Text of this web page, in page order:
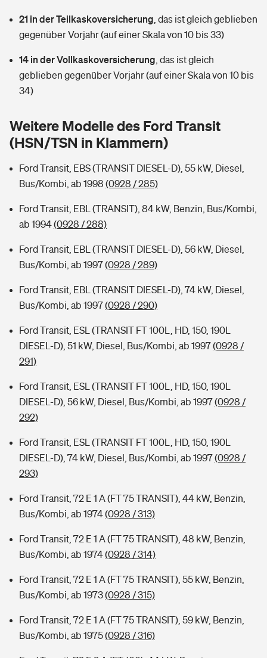
Sie haben Fragen?
Restkreditversicherung
Tools
Hochwasser-Check: Wie gefährdet ist Ihr Haus?
Sie haben Fragen?
Hundehalter-Haftpflicht
Handyversicherung
Private Cyberversicherung
Zur Übersicht
Kinderunfall-Check: Mehr Sicherheit für deine Kids
Typklassen: So ist Ihr Auto eingestuft
Sie haben Fragen?
Tools
Wer versichert was: Jetzt Versicherer finden
Rentenrechner: Wie viel Geld bekomme ich im Alter?
21 in der Teilkaskoversicherung das ist gleich geblieben
gegenüber Vorjahr (auf einer Skala von 10 bis 33)
14 in der Vollkaskoversicherung das ist gleich
geblieben gegenüber Vorjahr (auf einer Skala von 10 bis
34)
Weitere Modelle des Ford Transit
(HSN/TSN in Klammern)
Ford Transit, EBS (TRANSIT DIESEL-D), 55 kW, Diesel,
Bus/Kombi, ab 1998 (0928 / 285)
Ford Transit, EBL (TRANSIT), 84 kW, Benzin, Bus/Kombi,
ab 1994(0928 / 288)
Ford Transit, EBL (TRANSIT DIESEL-D), 56 kW, Diesel,
Bus/Kombi, ab 1997(0928 / 289)
Ford Transit, EBL (TRANSIT DIESEL-D), 74 kW, Diesel,
Bus/Kombi, ab 1997(0928 / 290)
Ford Transit, ESL (TRANSIT FT 100L, HD, 150, 190L
DIESEL-D), 51 kW, Diesel, Bus/Kombi, ab 1997(0928 /
291)
Ford Transit, ESL (TRANSIT FT 100L, HD, 150, 190L
DIESEL-D), 56 kW, Diesel, Bus/Kombi, ab 1997(0928 /
292)
Ford Transit, ESL (TRANSIT FT 100L, HD, 150, 190L
DIESEL-D), 74 kW, Diesel, Bus/Kombi, ab 1997(0928 /
293)
Ford Transit, 72 E 1 A (FT 75 TRANSIT), 44 kW, Benzin,
Bus/Kombi, ab 1974(0928 / 313)
Ford Transit, 72 E 1 A (FT 75 TRANSIT), 48 kW, Benzin,
Bus/Kombi, ab 1974(0928 / 314)
Ford Transit, 72 E 1 A (FT 75 TRANSIT), 55 kW, Benzin,
Bus/Kombi, ab 1973(0928 / 315)
Ford Transit, 72 E 1 A (FT 75 TRANSIT), 59 kW, Benzin,
Bus/Kombi, ab 1975(0928 / 316)